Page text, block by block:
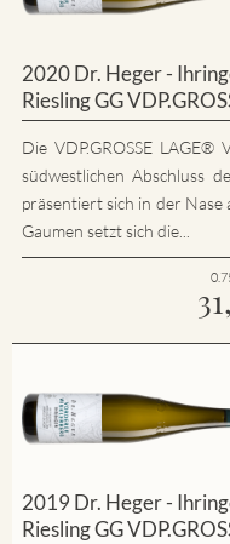
2020 Dr. Heger -
Riesling GG
Die VDP.GROSSE LAGE®
südwestlichen Abschluss
präsentiert sich in der Nase
Gaumen setzt sich die...
2019 Dr. Heger -
Riesling GG